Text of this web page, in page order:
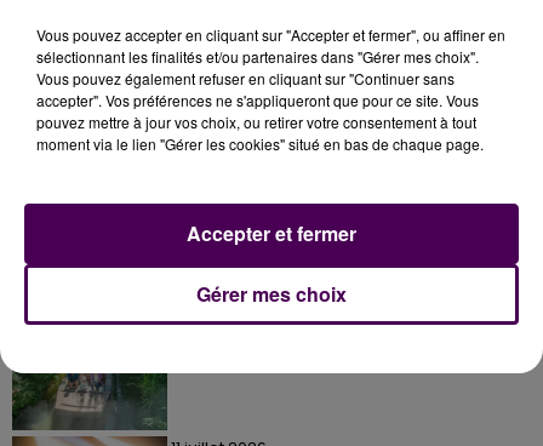
À LA UNE
31 juillet 2026
Vous pouvez accepter en cliquant sur "Accepter et fermer", ou affiner en
sélectionnant les finalités et/ou partenaires dans "Gérer mes choix".
Vous pouvez également refuser en cliquant sur "Continuer sans
accepter". Vos préférences ne s'appliqueront que pour ce site. Vous
pouvez mettre à jour vos choix, ou retirer votre consentement à tout
moment via le lien "Gérer les cookies" situé en bas de chaque page.
Gérer mes choix
Accepter et fermer